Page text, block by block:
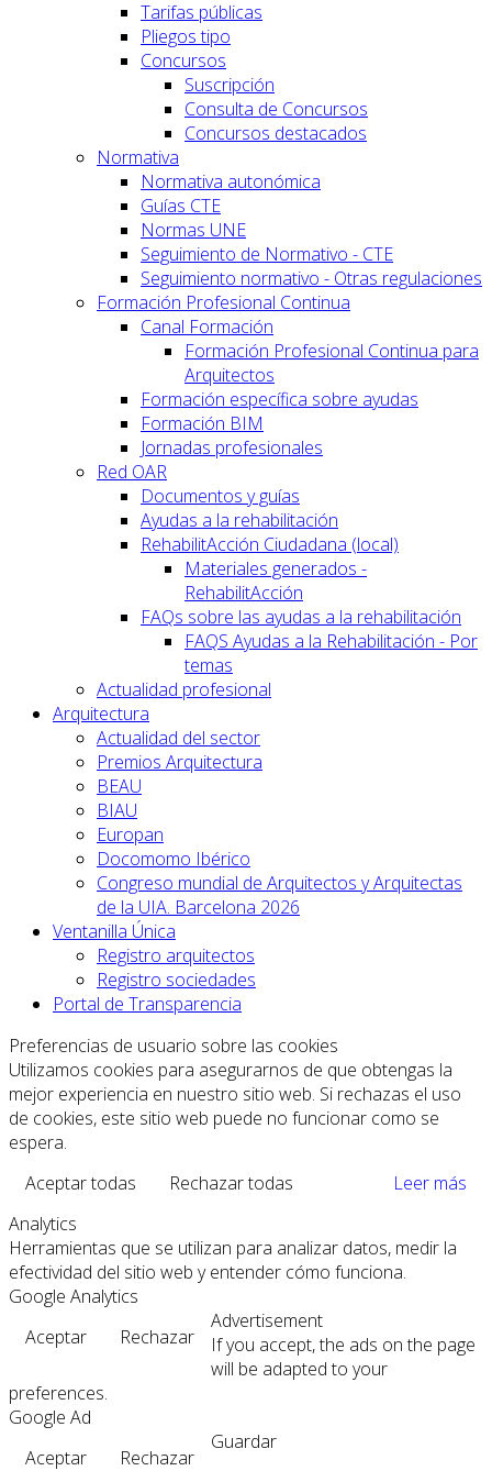
Tarifas públicas
Pliegos tipo
Concursos
Suscripción
Consulta de Concursos
Concursos destacados
Normativa
Normativa autonómica
Guías CTE
Normas UNE
Seguimiento de Normativo - CTE
Seguimiento normativo - Otras regulaciones
Formación Profesional Continua
Canal Formación
Formación Profesional Continua para
Arquitectos
Formación específica sobre ayudas
Formación BIM
Jornadas profesionales
Red OAR
Documentos y guías
Ayudas a la rehabilitación
RehabilitAcción Ciudadana (local)
Materiales generados -
RehabilitAcción
FAQs sobre las ayudas a la rehabilitación
FAQS Ayudas a la Rehabilitación - Por
temas
Actualidad profesional
Arquitectura
Actualidad del sector
Premios Arquitectura
BEAU
BIAU
Europan
Docomomo Ibérico
Congreso mundial de Arquitectos y Arquitectas
de la UIA. Barcelona 2026
Ventanilla Única
Registro arquitectos
Registro sociedades
Portal de Transparencia
Preferencias de usuario sobre las cookies
Utilizamos cookies para asegurarnos de que obtengas la
mejor experiencia en nuestro sitio web. Si rechazas el uso
de cookies, este sitio web puede no funcionar como se
espera.
Aceptar todas
Rechazar todas
Leer más
Analytics
Herramientas que se utilizan para analizar datos, medir la
efectividad del sitio web y entender cómo funciona.
Google Analytics
Aceptar
Rechazar
Advertisement
If you accept, the ads on the page
will be adapted to your
preferences.
Google Ad
Aceptar
Rechazar
Guardar